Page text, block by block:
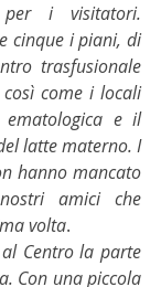
cinque i piani, di
trasfusionale
come i locali
e il
latte materno. I
hanno mancato
amici che
volta.
Centro la parte